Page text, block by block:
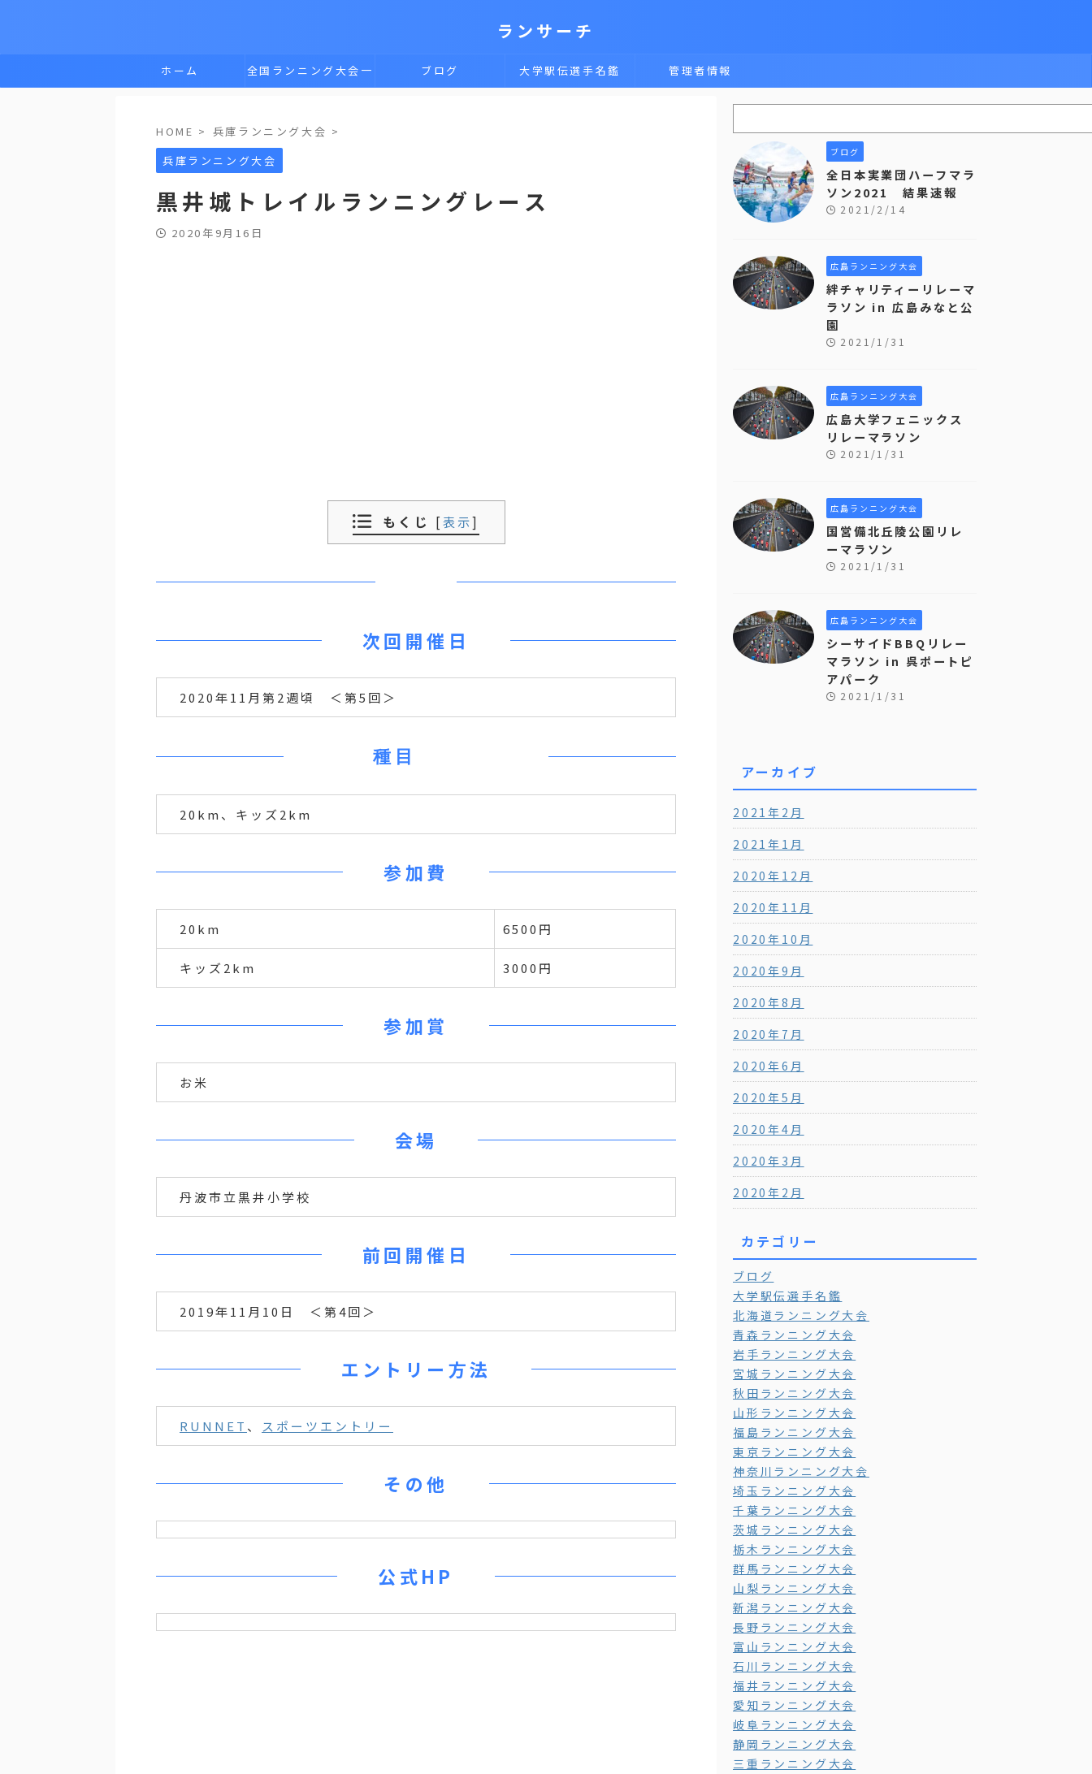
ランサーチ
ホーム 全国ランニング大会一 ブログ 大学駅伝選手名鑑 管理者情報
HOME > 兵庫ランニング大会 >
兵庫ランニング大会
黒井城トレイルランニングレース
2020年9月16日
もくじ [表示]
次回開催日
2020年11月第2週頃 ＜第5回＞
種目
20km、キッズ2km
参加費
20km 6500円
キッズ2km 3000円
参加賞
お米
会場
丹波市立黒井小学校
前回開催日
2019年11月10日 ＜第4回＞
エントリー方法
RUNNET 、 スポーツエントリー
その他
公式HP
ブログ
全日本実業団ハーフマラ
ソン2021 結果速報
2021/2/14
広島ランニング大会
絆チャリティーリレーマ
ラソン in 広島みなと公
園
2021/1/31
広島ランニング大会
広島大学フェニックス
リレーマラソン
2021/1/31
広島ランニング大会
国営備北丘陵公園リレ
ーマラソン
2021/1/31
広島ランニング大会
シーサイドBBQリレー
マラソン in 呉ポートピ
アパーク
2021/1/31
アーカイブ
2021年2月
2021年1月
2020年12月
2020年11月
2020年10月
2020年9月
2020年8月
2020年7月
2020年6月
2020年5月
2020年4月
2020年3月
2020年2月
カテゴリー
ブログ
大学駅伝選手名鑑
北海道ランニング大会
青森ランニング大会
岩手ランニング大会
宮城ランニング大会
秋田ランニング大会
山形ランニング大会
福島ランニング大会
東京ランニング大会
神奈川ランニング大会
埼玉ランニング大会
千葉ランニング大会
茨城ランニング大会
栃木ランニング大会
群馬ランニング大会
山梨ランニング大会
新潟ランニング大会
長野ランニング大会
富山ランニング大会
石川ランニング大会
福井ランニング大会
愛知ランニング大会
岐阜ランニング大会
静岡ランニング大会
三重ランニング大会